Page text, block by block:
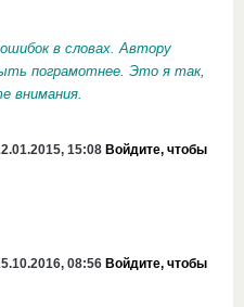
в словах. Автору
пограмотнее. Это я так,
внимания.
15:08 Войдите, чтобы
08:56 Войдите, чтобы